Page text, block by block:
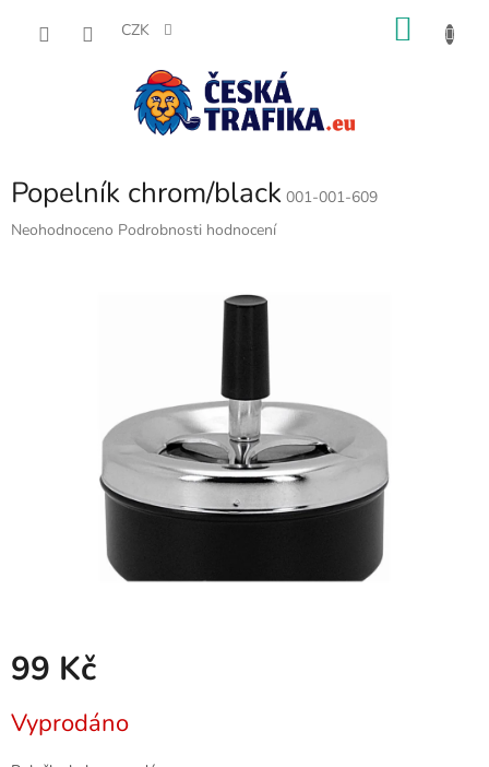
CZK
Popelník chrom/black 001-001-609
Průměrné
Neohodnoceno Podrobnosti hodnocení
99 Kč
cena:
Vyprodáno